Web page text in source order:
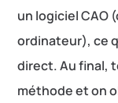
un logiciel CAO
ordinateur), ce
direct. Au final,
méthode et on